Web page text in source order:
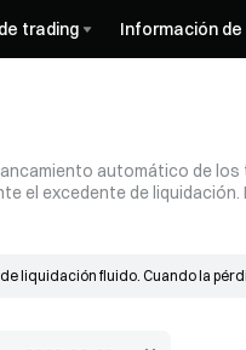
trading Información
automático de
el excedente de
liquidación fluido. Cuando la